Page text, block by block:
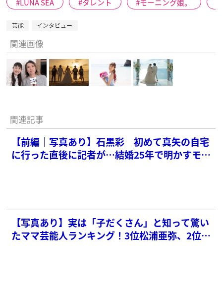
LUNA SEA タレント モーニング娘。
芸能 インタビュー
関連画像
関連記事
【前編｜写真あり】石黒彩 初めて真矢の自宅
に行った直後に記者が…結婚25年で明かすモー
【写真あり】実は「子だくさん」と知って驚い
たママ芸能人ランキング！3位松浦亜弥、2位上